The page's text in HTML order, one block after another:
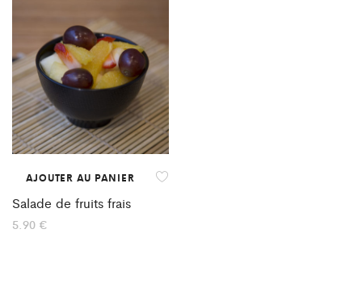
AJOUTER AU PANIER
Salade de fruits frais
5.90 €